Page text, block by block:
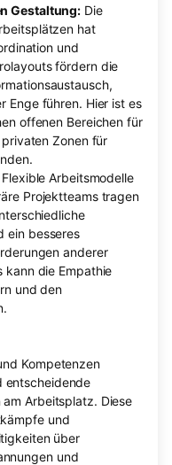
Gestaltung: Die
hat
und
fördern die
Enge führen. Hier ist es
offenen Bereichen für
Zonen für
Flexible Arbeitsmodelle
Projektteams tragen
ein besseres
anderer
kann die Empathie
und den
Kompetenzen
entscheidende
Arbeitsplatz. Diese
und
über
und